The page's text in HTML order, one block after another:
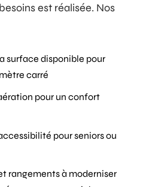
est réalisée. Nos
surface disponible pour
carré
pour un confort
pour seniors ou
rangements à moderniser